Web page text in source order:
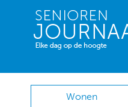
Wonen